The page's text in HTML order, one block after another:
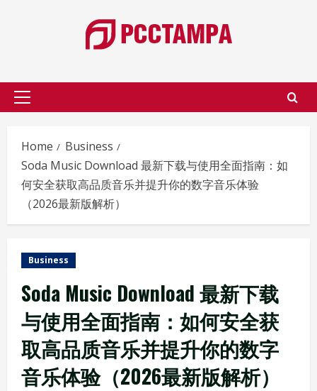
Primary
Home
Business
Soda Music Download 最新下载与使用全面指南：如
何安全获取高品质音乐并提升你的数字音乐体验
（2026最新版解析）
Business
Soda Music Download 最新下载
与使用全面指南：如何安全获
取高品质音乐并提升你的数字
音乐体验（2026最新版解析）